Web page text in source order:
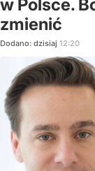
w Polsce.
zmienić
Dodano: dzisiaj 12:20